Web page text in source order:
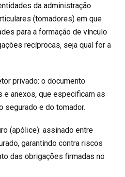
da administração
(tomadores) em que
para a formação de vínculo
recíprocas, seja qual for a
privado: o documento
e anexos, que especificam as
segurado e do tomador.
(apólice): assinado entre
garantindo contra riscos
das obrigações firmadas no